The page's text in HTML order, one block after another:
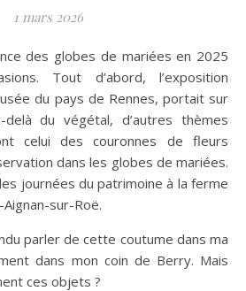
1 mars 2026
Tout d’abord, l’exposition
du pays de Rennes, portait sur
du végétal, d’autres thèmes
celui des couronnes de fleurs
dans les globes de mariées.
journées du patrimoine à la ferme
sur-Roë.
parler de cette coutume dans ma
dans mon coin de Berry. Mais
ces objets ?